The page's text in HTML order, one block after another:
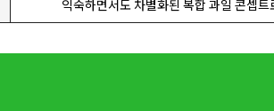
익숙하면서도 차별화된 복합 과일 콘셉